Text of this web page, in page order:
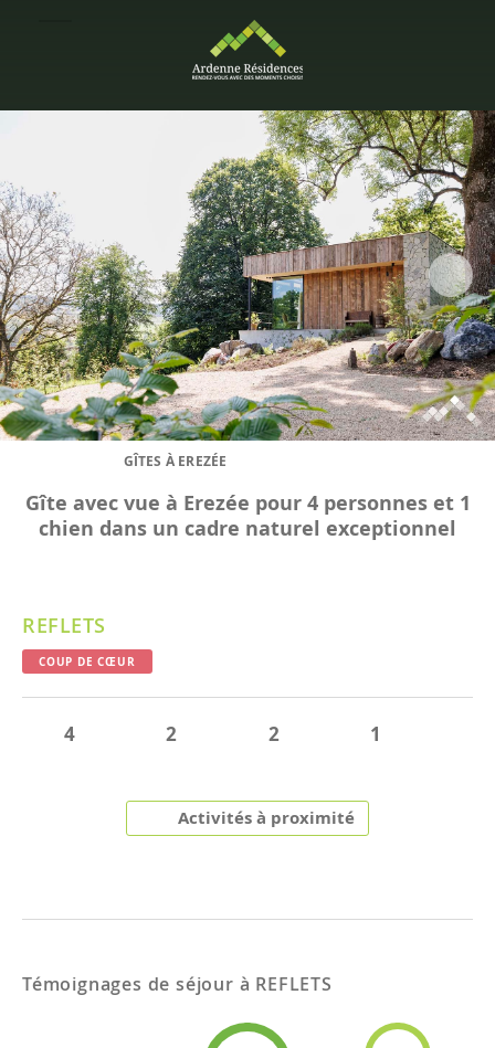
GÎTES À EREZÉE
Gîte avec vue à Erezée pour 4 personnes et 1
chien dans un cadre naturel exceptionnel
REFLETS
COUP DE CŒUR
4 2 2 1
Activités à proximité
Témoignages de séjour à REFLETS